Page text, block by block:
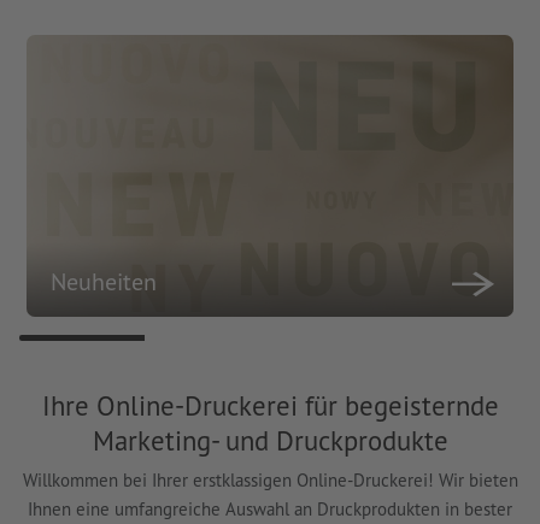
Ihre Online-Druckerei für begeisternde
Marketing- und Druckprodukte
Willkommen bei Ihrer erstklassigen Online-Druckerei! Wir bieten
Ihnen eine umfangreiche Auswahl an Druckprodukten in bester
Neuheiten